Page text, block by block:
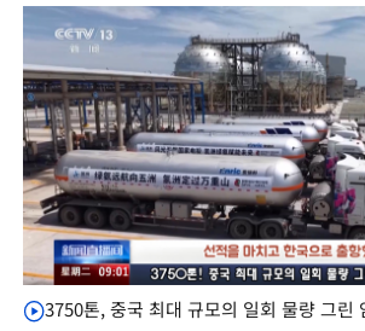
3750톤, 중국 최대 규모의 일회 물량 그린